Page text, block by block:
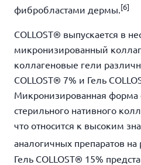
фибробластами дермы. [6]
COLLOST® выпускается в
микронизированный
коллагеновые гели
COLLOST® 7% и Гель
Микронизированная форма
стерильного нативного
что относится к высоким
аналогичных препаратов
Гель COLLOST® 15%